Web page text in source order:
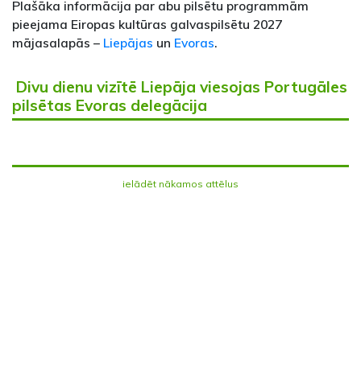
Plašāka informācija par abu pilsētu programmām
pieejama Eiropas kultūras galvaspilsētu 2027
mājasalapās – Liepājas un Evoras.
Divu dienu vizītē Liepāja viesojas Portugāles
pilsētas Evoras delegācija
ielādēt nākamos attēlus